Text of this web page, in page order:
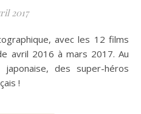
2017
avril 2016 à mars 2017. Au
des super-héros
!